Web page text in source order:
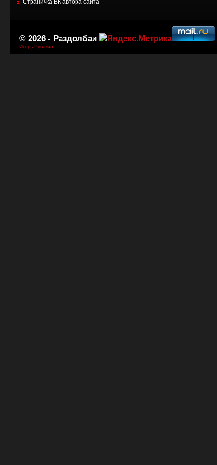
Страничка ВК автора сайта
© 2026 - Раздолбаи
Игорь Чувакин